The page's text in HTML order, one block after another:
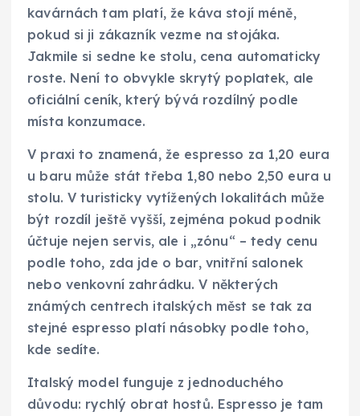
kavárnách tam platí, že káva stojí méně,
pokud si ji zákazník vezme na stojáka.
Jakmile si sedne ke stolu, cena automaticky
roste. Není to obvykle skrytý poplatek, ale
oficiální ceník, který bývá rozdílný podle
místa konzumace.
V praxi to znamená, že espresso za 1,20 eura
u baru může stát třeba 1,80 nebo 2,50 eura u
stolu. V turisticky vytížených lokalitách může
být rozdíl ještě vyšší, zejména pokud podnik
účtuje nejen servis, ale i „zónu“ – tedy cenu
podle toho, zda jde o bar, vnitřní salonek
nebo venkovní zahrádku. V některých
známých centrech italských měst se tak za
stejné espresso platí násobky podle toho,
kde sedíte.
Italský model funguje z jednoduchého
důvodu: rychlý obrat hostů. Espresso je tam